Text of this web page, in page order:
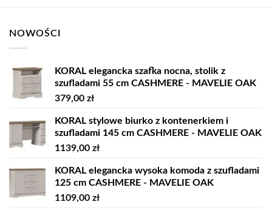
NOWOŚCI
KORAL elegancka szafka nocna, stolik z
szufladami 55 cm CASHMERE - MAVELIE OAK
379,00 zł
KORAL stylowe biurko z kontenerkiem i
szufladami 145 cm CASHMERE - MAVELIE OAK
1139,00 zł
KORAL elegancka wysoka komoda z szufladami
125 cm CASHMERE - MAVELIE OAK
1109,00 zł